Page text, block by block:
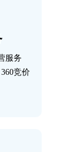
服务
竞价